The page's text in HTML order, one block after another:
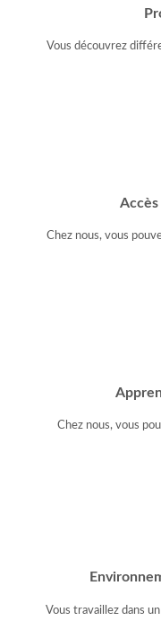
Vous découvrez
Accès
Chez nous, vous
Chez nous, vous
Vous travaillez dans